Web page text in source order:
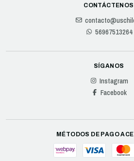
CONTÁCTENOS
56967513264
SÍGANOS
Instagram
Facebook
MÉTODOS DE PAGO